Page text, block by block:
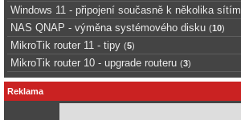
Windows 11 - připojení současně k několika sítím
NAS QNAP - výměna systémového disku (10)
MikroTik router 11 - tipy (5)
MikroTik router 10 - upgrade routeru (3)
Reklama